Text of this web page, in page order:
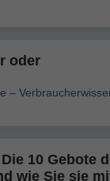
oder
–
10 Gebote
wie Sie sie